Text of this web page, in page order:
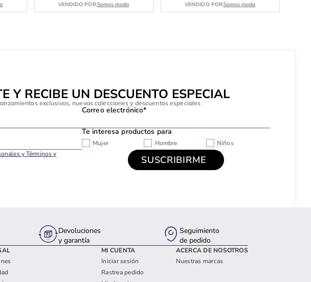
VENDIDO POR:Somos moda VENDIDO POR:Somos moda
Y RECIBE UN DESCUENTO ESPECIAL
exclusivos, nuevas colecciones y descuentos especiales
Correo electrónico*
Te interesa productos para
Mujer Hombre
Niños
y Términos y
Devoluciones
y garantía
Seguimiento
de pedido
MI CUENTA
Iniciar sesión
Rastrea pedido
ACERCA DE NOSOTROS
Nuestras marcas